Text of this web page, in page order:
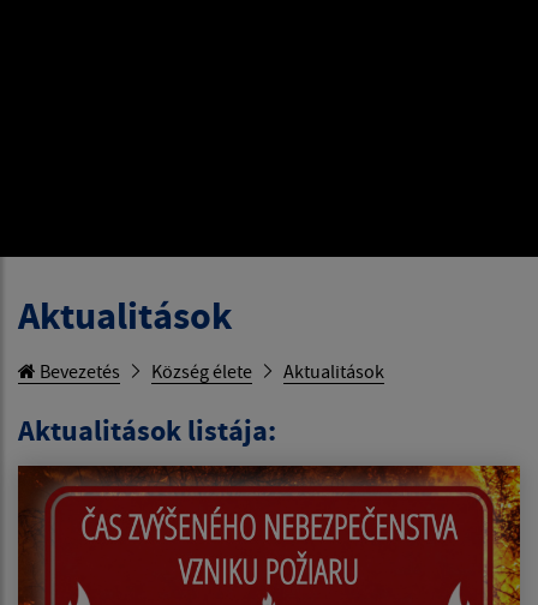
Aktualitások
Bevezetés Község élete Aktualitások
Aktualitások listája: